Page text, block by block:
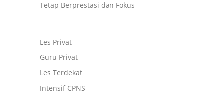
Tetap Berprestasi dan Fokus
Les Privat
Guru Privat
Les Terdekat
Intensif CPNS